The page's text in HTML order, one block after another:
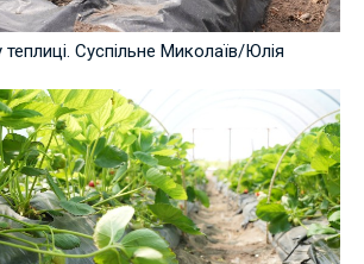
теплиці. Суспільне Миколаїв/Юлія